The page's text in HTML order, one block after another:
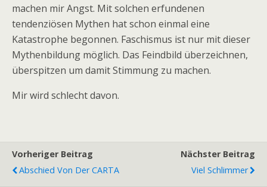
machen mir Angst. Mit solchen erfundenen
tendenziösen Mythen hat schon einmal eine
Katastrophe begonnen. Faschismus ist nur mit dieser
Mythenbildung möglich. Das Feindbild überzeichnen,
überspitzen um damit Stimmung zu machen.
Mir wird schlecht davon.
Vorheriger Beitrag
Abschied Von Der CARTA
Nächster Beitrag
Viel Schlimmer